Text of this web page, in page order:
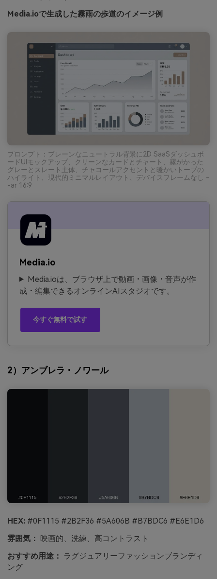
Media.ioで生成した霧雨の歩道のイメージ例
プロンプト：プレーンなニュートラル背景に2D SaaSダッシュボ
ードUIモックアップ、クリーンなカードとチャート、霧がかった
グレーとスレート主体、チャコールアクセントと暖かいトープの
ハイライト、現代的ミニマルレイアウト、デバイスフレームなし -
-ar 16:9
Media.io
Media.ioは、ブラウザ上で動画・画像・音声が作
成・編集できるオンラインAIスタジオです。
今すぐ無料で試す
2）アンブレラ・ノワール
HEX: #0F1115 #2B2F36 #5A606B #B7BDC6 #E6E1D6
雰囲気： 映画的、洗練、高コントラスト
おすすめ用途：
ラグジュアリーファッションブランディ
ング